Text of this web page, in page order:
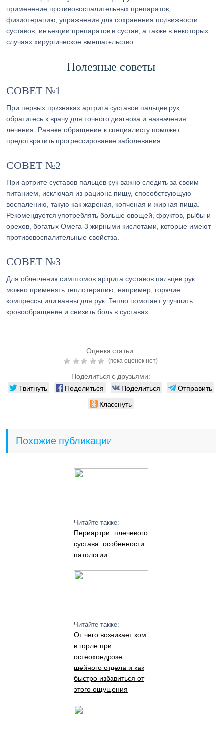
применение противовоспалительных препаратов,
физиотерапию, упражнения для сохранения подвижности
суставов, инъекции препаратов в сустав, а также в некоторых
случаях хирургическое вмешательство.
Полезные советы
СОВЕТ №1
При первых признаках артрита суставов пальцев рук
обратитесь к врачу для точного диагноза и назначения
лечения. Раннее обращение к специалисту поможет
предотвратить прогрессирование заболевания.
СОВЕТ №2
При артрите суставов пальцев рук важно следить за своим
питанием, исключая из рациона пищу, способствующую
воспалению, такую как жареная, копченая и жирная пища.
Рекомендуется употреблять больше овощей, фруктов, рыбы и
орехов, богатых Омега-3 жирными кислотами, которые имеют
противовоспалительные свойства.
СОВЕТ №3
Для облегчения симптомов артрита суставов пальцев рук
можно применять теплотерапию, например, горячие
компрессы или ванны для рук. Тепло помогает улучшить
кровообращение и снизить боль в суставах.
Оценка статьи:
(пока оценок нет)
Поделиться с друзьями:
Твитнуть Поделиться Поделиться
Отправить
Класснуть
Похожие публикации
Читайте также:
Периартрит плечевого
сустава: особенности
патологии
Читайте также:
От чего возникает ком
в горле при
остеохондрозе
шейного отдела и как
быстро избавиться от
этого ощущения